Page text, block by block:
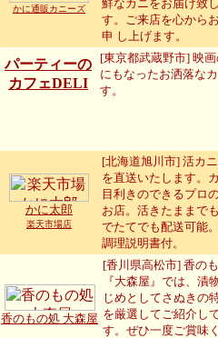
かに通販カニーズ
鮮なカニをお届け致
す。ご来店を心から
申 し上げます。
パーティーの
カフェDELI
[東京都武蔵野市] 映
にもなったお洒落な
す。
かに太郎
楽天市場店
[北海道旭川市] 活カ
を直送いたします。
目利きのできるプロ
お店。活きたままで
でたてでも配送可能
調理説明書付。
香のもの処 大森屋
[香川県高松市] 香の
『大森屋』では、漬
じめとしてさぬきの
を厳選してご紹介し
す。ぜひ一度ご賞味